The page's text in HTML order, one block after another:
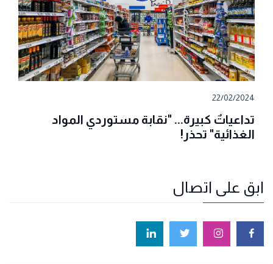
22/02/2024
تداعياتٌ كبيرة... "نقابة مستوردي المواد
الغذائية" تحذر!
ابق على اتصال